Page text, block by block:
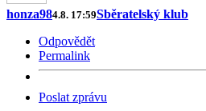
honza984.8. 17:59Sběratelský klub
Odpovědět
Permalink
Poslat zprávu